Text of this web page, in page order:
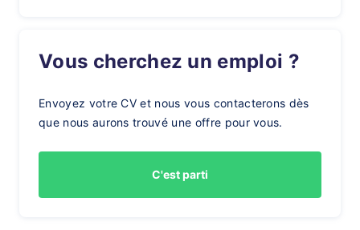
Vous cherchez un emploi ?
Envoyez votre CV et nous vous contacterons dès
que nous aurons trouvé une offre pour vous.
C'est parti